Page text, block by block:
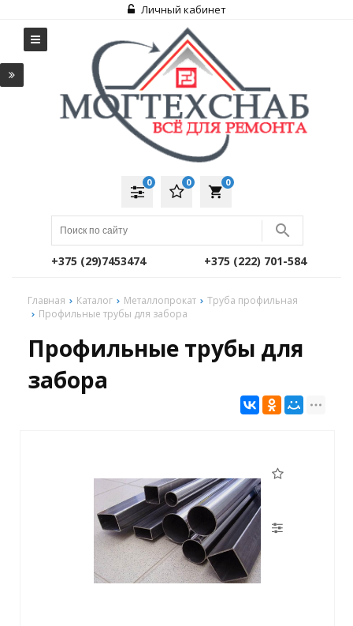
Личный кабинет
local_grocery_store
0
0
0
+375 (29)7453474 +375 (222) 701-584
Главная Каталог Металлопрокат
Труба профильная
Профильные трубы для забора
Профильные трубы для
забора